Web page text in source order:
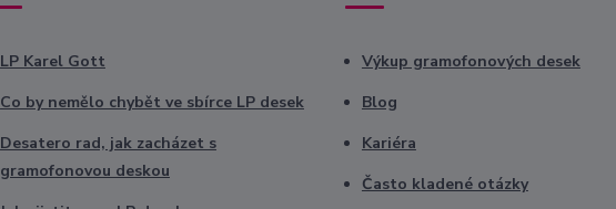
LP Karel Gott
Co by nemělo chybět ve sbírce LP desek
Desatero rad, jak zacházet s
gramofonovou deskou
Výkup gramofonových desek
Blog
Kariéra
Často kladené otázky